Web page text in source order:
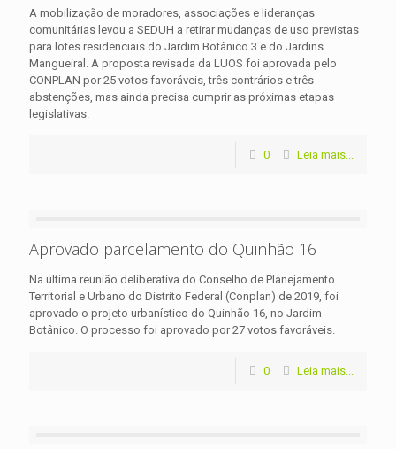
A mobilização de moradores, associações e lideranças
comunitárias levou a SEDUH a retirar mudanças de uso previstas
para lotes residenciais do Jardim Botânico 3 e do Jardins
Mangueiral. A proposta revisada da LUOS foi aprovada pelo
CONPLAN por 25 votos favoráveis, três contrários e três
abstenções, mas ainda precisa cumprir as próximas etapas
legislativas.
0 Leia mais...
Aprovado parcelamento do Quinhão 16
Na última reunião deliberativa do Conselho de Planejamento
Territorial e Urbano do Distrito Federal (Conplan) de 2019, foi
aprovado o projeto urbanístico do Quinhão 16, no Jardim
Botânico. O processo foi aprovado por 27 votos favoráveis.
0 Leia mais...